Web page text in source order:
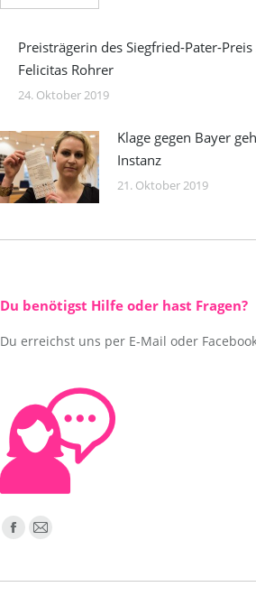
Preisträgerin des Siegfried-Pater-
Felicitas Rohrer
24. Oktober 2019
Klage gegen Bayer
Instanz
21. Oktober 2019
Du benötigst Hilfe oder hast Fragen?
Du erreichst uns per E-Mail oder
Finden Sie uns auf:
Facebook
opens
E-
page